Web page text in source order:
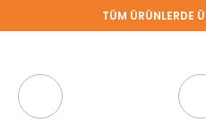
TÜM ÜRÜNLERDE